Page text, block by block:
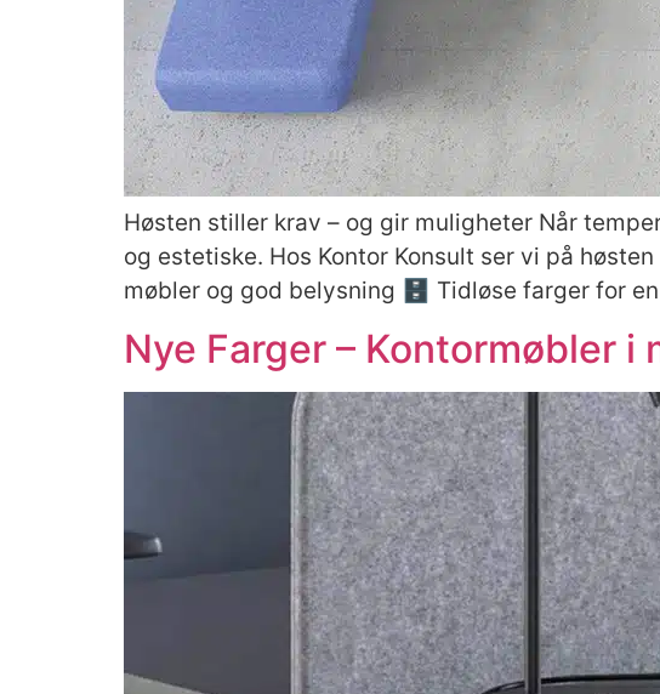
Høsten stiller krav – og gir muligheter Når
og estetiske. Hos Kontor Konsult ser vi på
møbler og god belysning 🗄️ Tidløse farger for
Nye Farger – Kontormøbler